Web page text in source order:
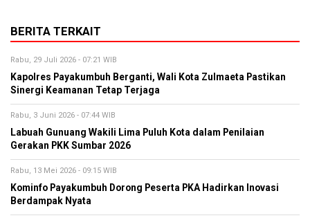
BERITA TERKAIT
Rabu, 29 Juli 2026 - 07:21 WIB
Kapolres Payakumbuh Berganti, Wali Kota Zulmaeta Pastikan
Sinergi Keamanan Tetap Terjaga
Rabu, 3 Juni 2026 - 07:44 WIB
Labuah Gunuang Wakili Lima Puluh Kota dalam Penilaian
Gerakan PKK Sumbar 2026
Rabu, 13 Mei 2026 - 09:15 WIB
Kominfo Payakumbuh Dorong Peserta PKA Hadirkan Inovasi
Berdampak Nyata